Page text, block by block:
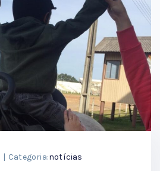
| Categoria:notícias